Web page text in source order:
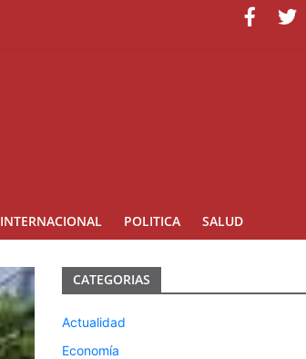
INTERNACIONAL POLITICA SALUD
CATEGORIAS
Actualidad
Economía